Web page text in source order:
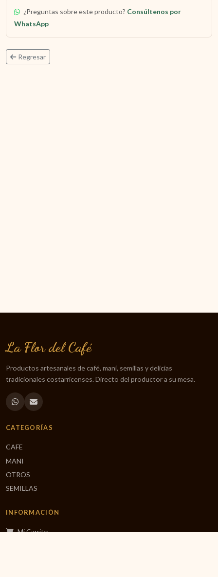
¿Preguntas sobre este producto? Consúltenos por
WhatsApp
Regresar
La Flor del Café
Productos artesanales de café, maní, semillas y delicias
tradicionales costarricenses. Directo del productor a su mesa.
CATEGORÍAS
CAFE
MANI
OTROS
SEMILLAS
INFORMACIÓN
Mi Carrito